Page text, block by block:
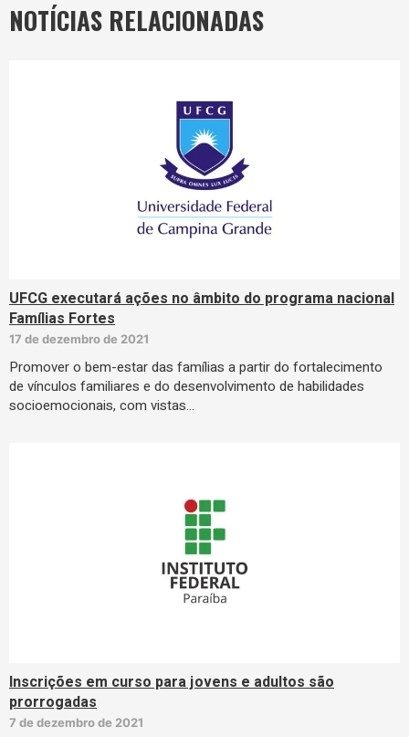
NOTÍCIAS RELACIONADAS
UFCG executará ações no âmbito do programa nacional
Famílias Fortes
17 de dezembro de 2021
Promover o bem-estar das famílias a partir do fortalecimento
de vínculos familiares e do desenvolvimento de habilidades
socioemocionais, com vistas…
Inscrições em curso para jovens e adultos são
prorrogadas
7 de dezembro de 2021